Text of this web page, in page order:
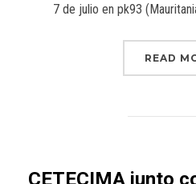
7 de julio en pk93
READ
CETECIMA junto